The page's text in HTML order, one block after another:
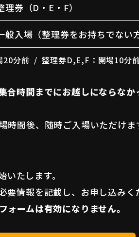
理券（D・E・F）
般入場（整理券をお持ちでない方
分前 / 整理券D,E,F：開場10分前
合時間までにお越しにならな
間後、随時ご入場いただけま
いたします。
情報を記載し、お申し込みく
ームは有効になりません。